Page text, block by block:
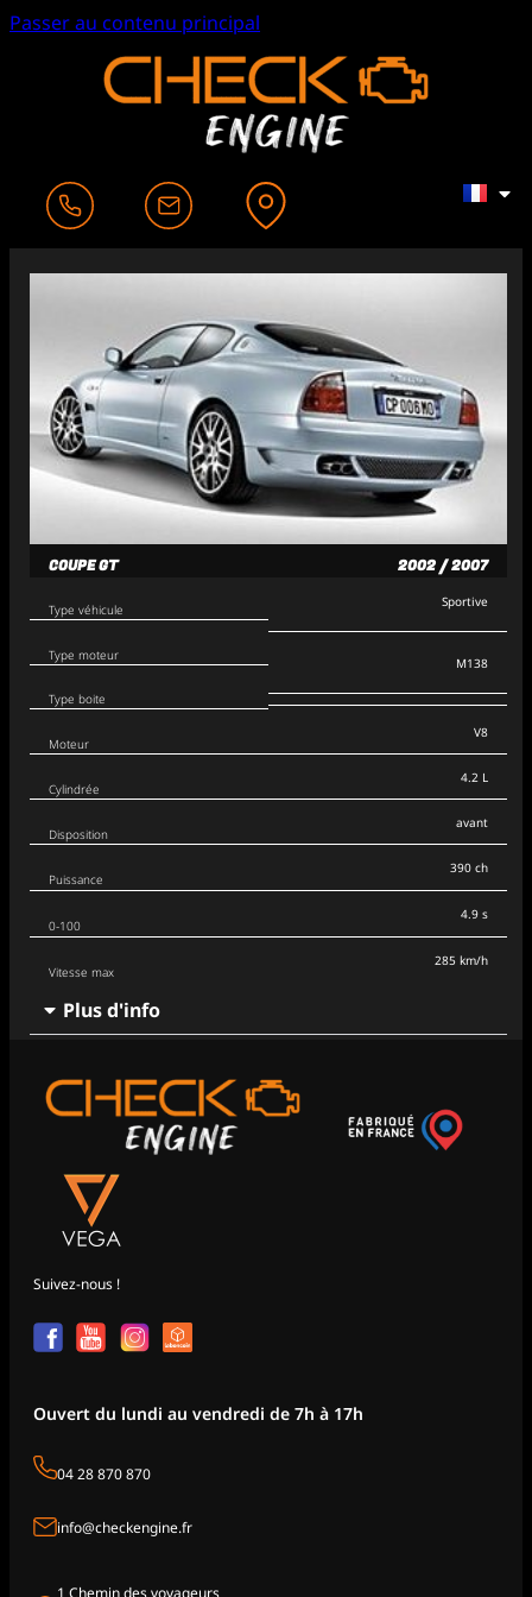
Passer au contenu principal
COUPE GT 2002 / 2007
Type véhicule
Type moteur
Type boite
Sportive
M138
Moteur
Cylindrée
Disposition
V8
4.2 L
avant
Puissance
0-100
Vitesse max
390 ch
4.9 s
285 km/h
Plus d'info
Suivez-nous !
Ouvert du lundi au vendredi de 7h à 17h
04 28 870 870
info@checkengine.fr
1 Chemin des voyageurs